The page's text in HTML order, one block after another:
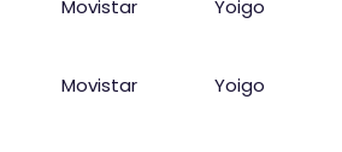
Movistar Yoigo
Movistar Yoigo